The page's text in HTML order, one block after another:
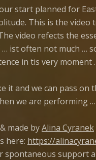
start planned for
This is the video
video refects the
ist often not much …
in tis very moment
it and we can pass
we are performing
made byAlina Cyranek
here: https://
spontaneous support